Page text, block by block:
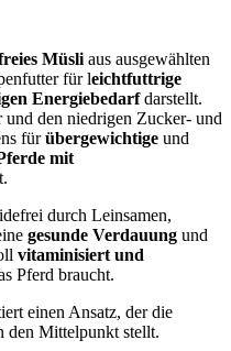
Müsli aus ausgewählten
für leichtfuttrige
Energiebedarfdarstellt.
den niedrigen Zucker- und
fürübergewichtige und
mit
durch Leinsamen,
gesunde Verdauung und
vitaminisiert und
Pferd braucht.
einen Ansatz, der die
den Mittelpunkt stellt.